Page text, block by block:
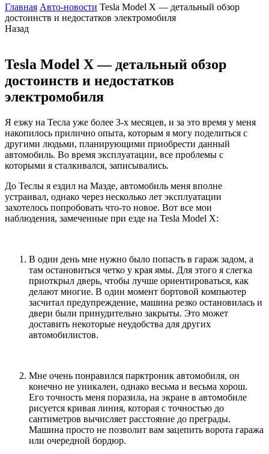
Главная Авто-новости Tesla Model X — детальный обзор
достоинств и недостатков электромобиля
Назад
Tesla Model X — детальный обзор
достоинств и недостатков
электромобиля
Я езжу на Тесла уже более 3-х месяцев, и за это время у меня
накопилось прилично опыта, которым я могу поделиться с
другими людьми, планирующими приобрести данный
автомобиль. Во время эксплуатации, все проблемы с
которыми я сталкивался, записывались.
До Теслы я ездил на Мазде, автомобиль меня вполне
устраивал, однако через несколько лет эксплуатации
захотелось попробовать что-то новое. Вот все мои
наблюдения, замеченные при езде на Tesla Model X:
В один день мне нужно было попасть в гараж задом, а
там остановиться четко у края ямы. Для этого я слегка
приоткрыл дверь, чтобы лучше ориентироваться, как
делают многие. В один момент бортовой компьютер
засчитал предупреждение, машина резко остановилась и
двери были принудительно закрыты. Это может
доставить некоторые неудобства для других
автомобилистов.
Мне очень понравился парктроник автомобиля, он
конечно не уникален, однако весьма и весьма хорош.
Его точность меня поразила, на экране в автомобиле
рисуется кривая линия, которая с точностью до
сантиметров вычисляет расстояние до преграды.
Машина просто не позволит вам зацепить ворота гаража
или очередной бордюр.